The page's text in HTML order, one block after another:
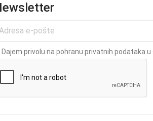
Dajem privolu na pohranu privatnih podataka